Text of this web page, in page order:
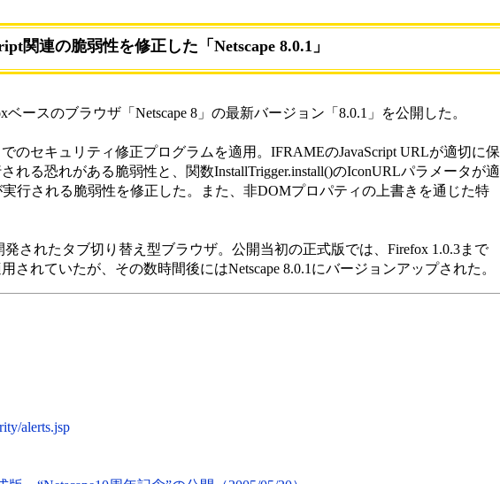
関連の脆弱性を修正した「Netscape 8.0.1」
ベースのブラウザ「Netscape 8」の最新バージョン「8.0.1」を公開した。
のセキュリティ修正プログラムを適用。IFRAMEのJavaScript URLが適切に保
れる恐れがある脆弱性と、関数InstallTrigger.install()のIconURLパラメータが適
実行される脆弱性を修正した。また、非DOMプロパティの上書きを通じた特
されたタブ切り替え型ブラウザ。公開当初の正式版では、Firefox 1.0.3まで
されていたが、その数時間後にはNetscape 8.0.1にバージョンアップされた。
alerts.jsp